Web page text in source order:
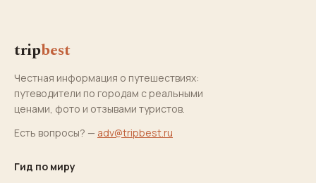
tripbest
Честная информация о путешествиях:
путеводители по городам с реальными
ценами, фото и отзывами туристов.
Есть вопросы? — adv@tripbest.ru
Гид по миру